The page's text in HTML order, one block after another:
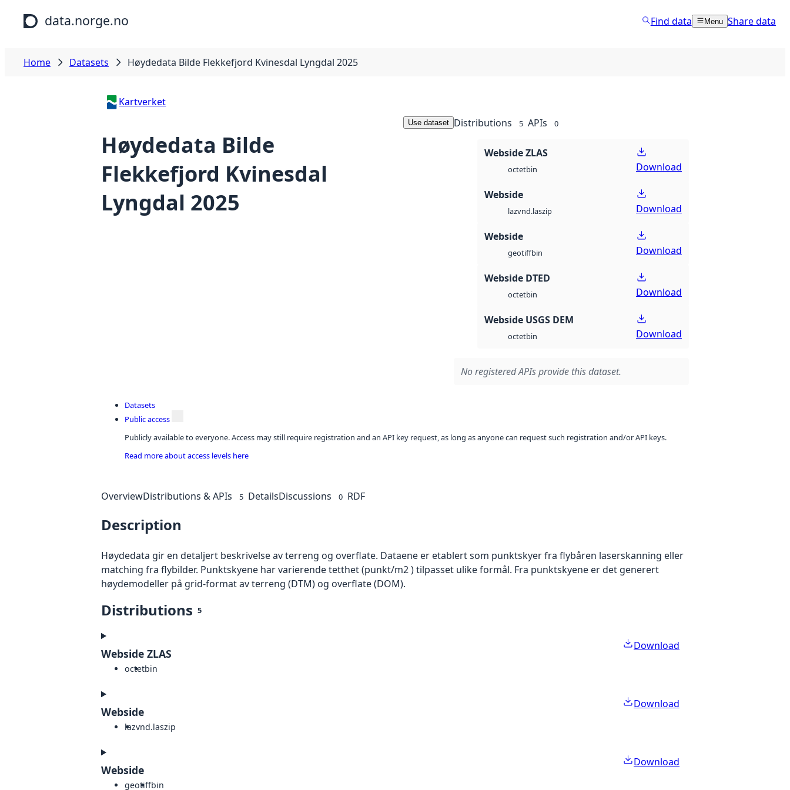
Skip to main content
data.norge.no Find data Menu Share data
Home Datasets Høydedata Bilde Flekkefjord Kvinesdal Lyngdal 2025
Kartverket
Høydedata Bilde
Flekkefjord Kvinesdal
Lyngdal 2025
Use dataset Distributions 5 APIs 0
Webside ZLAS
octetbin Download
Webside
lazvnd.laszip Download
Webside
geotiffbin Download
Webside DTED
octetbin Download
Webside USGS DEM
octetbin Download
No registered APIs provide this dataset.
Datasets
Public access
Publicly available to everyone. Access may still require registration and an API key request, as long as anyone can request such registration and/or API keys.
Read more about access levels here
OverviewDistributions & APIs 5 DetailsDiscussions 0 RDF
Description
Høydedata gir en detaljert beskrivelse av terreng og overflate. Dataene er etablert som punktskyer fra flybåren laserskanning eller
matching fra flybilder. Punktskyene har varierende tetthet (punkt/m2 ) tilpasset ulike formål. Fra punktskyene er det generert
høydemodeller på grid-format av terreng (DTM) og overflate (DOM).
Distributions 5
Webside ZLAS
octetbin
Download
Webside
lazvnd.laszip
Download
Webside
geotiffbin
Download